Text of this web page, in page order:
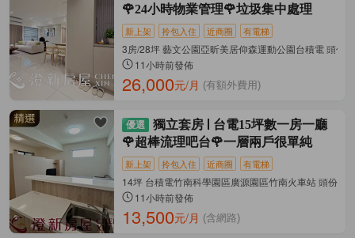
🌹24小時物業管理🌹垃圾集中處理
新上架 拎包入住 近商圈 有電梯
3房/28坪 藝文公園亞昕美居仰森運動公園台積電 頭份
11小時前發佈
26,000元/月 (有額外費用)
獨立套房
台電15坪數一房一廳
🌹超棒流理吧台🌹一層兩戶很單純
新上架 拎包入住 近商圈 有電梯
14坪 台積電竹南科學園區廣源園區竹南火車站 頭份市-
11小時前發佈
13,500元/月 (含網路)